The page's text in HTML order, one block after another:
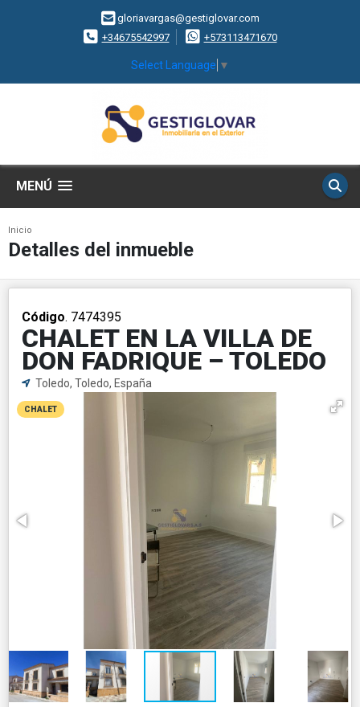
gloriavargas@gestiglovar.com
+34675542997
+573113471670
Select Language ▼
MENÚ
Inicio
Detalles del inmueble
Código. 7474395
CHALET EN LA VILLA DE
DON FADRIQUE – TOLEDO
Toledo, Toledo, España
CHALET